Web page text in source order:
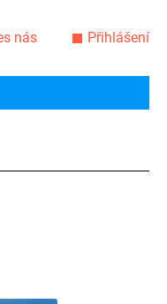
nás Přihlášení